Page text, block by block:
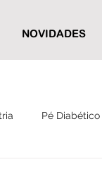
NOVIDADES
Pé Diabético